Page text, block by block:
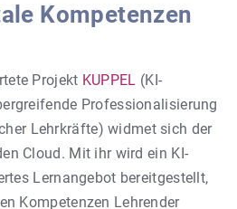
Kompetenzen
Projekt KUPPEL (KI-
Professionalisierung
Lehrkräfte) widmet sich der
Cloud. Mit ihr wird ein KI-
Lernangebot bereitgestellt,
Kompetenzen Lehrender